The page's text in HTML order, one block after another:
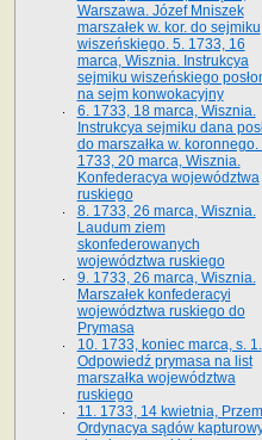
Warszawa. Józef Mniszek
marszałek w. kor. do sejmiku
wiszeńskiego. 5. 1733, 16
marca, Wisznia. Instrukcya
sejmiku wiszeńskiego
na sejm konwokacyjny
6. 1733, 18 marca, Wisznia.
Instrukcya sejmiku dana
do marszałka w. koronnego.
1733, 20 marca, Wisznia.
Konfederacya województwa
ruskiego
8. 1733, 26 marca, Wisznia.
Laudum ziem
skonfederowanych
województwa ruskiego
9. 1733, 26 marca, Wisznia.
Marszałek konfederacyi
województwa ruskiego do
Prymasa
10. 1733, koniec marca, s. 1.
Odpowiedź prymasa na list
marszałka województwa
ruskiego
11. 1733, 14 kwietnia,
Ordynacya sądów